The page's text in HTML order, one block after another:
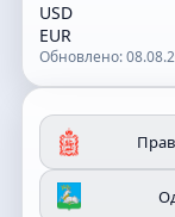
USD
EUR
Обновлено: